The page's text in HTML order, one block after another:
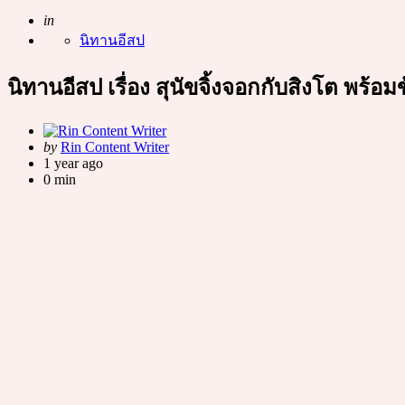
Posted
in
นิทานอีสป
นิทานอีสป เรื่อง สุนัขจิ้งจอกกับสิงโต พร้อ
Posted
by
by Rin Content Writer
1 year ago
0 min